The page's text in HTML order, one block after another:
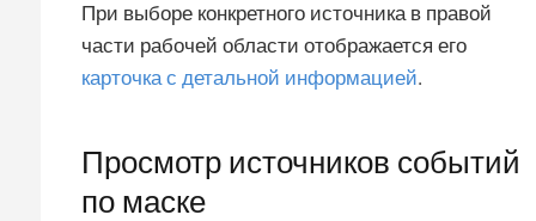
При выборе конкретного источника в правой
части рабочей области отображается его
карточка с детальной информацией.
Просмотр источников событий
по маске